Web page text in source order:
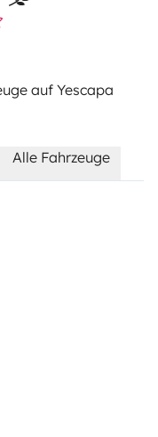
auf Yescapa
Alle Fahrzeuge